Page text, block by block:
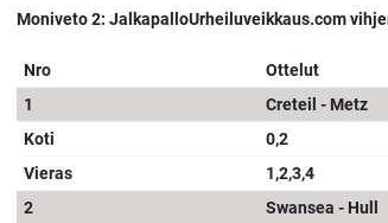
Moniveto 2: JalkapalloUrheiluveikkaus.com
Nro
Ottelut
1
Creteil - Metz
Koti
0,2
Vieras
1,2,3,4
2
Swansea - Hull